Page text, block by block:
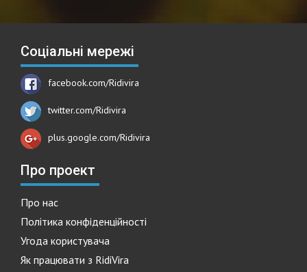
Соціальні мережі
facebook.com/Ridivira
twitter.com/Ridivira
plus.google.com/Ridivira
Про проект
Про нас
Політика конфіденційності
Угода користувача
Як працювати з RidiVira